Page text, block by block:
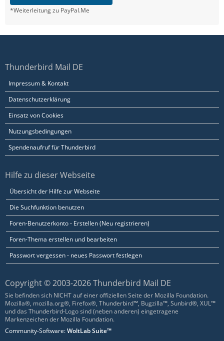
*Weiterleitung zu PayPal.Me
Thunderbird Mail DE
Impressum & Kontakt
Datenschutzerklärung
Einsatz von Cookies
Nutzungsbedingungen
Spendenaufruf für Thunderbird
Hilfe zu dieser Webseite
Übersicht der Hilfe zur Webseite
Die Suchfunktion benutzen
Foren-Benutzerkonto - Erstellen (Neu registrieren)
Foren-Thema erstellen und bearbeiten
Passwort vergessen - neues Passwort festlegen
Copyright © 2003-2026 Thunderbird Mail DE
Sie befinden sich NICHT auf einer offiziellen Seite der Mozilla Foundation.
Mozilla®, mozilla.org®, Firefox®, Thunderbird™, Bugzilla™, Sunbird®, XUL™
und das Thunderbird-Logo sind (neben anderen) eingetragene
Markenzeichen der Mozilla Foundation.
Community-Software:WoltLab Suite™